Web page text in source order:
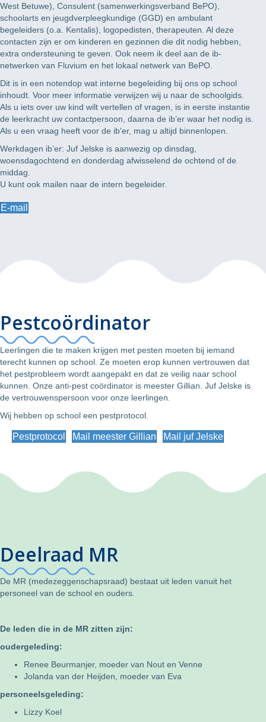
West Betuwe), Consulent (samenwerkingsverband BePO),
schoolarts en jeugdverpleegkundige (GGD) en ambulant
begeleiders (o.a. Kentalis), logopedisten, therapeuten. Al deze
contacten zijn er om kinderen en gezinnen die dit nodig hebben,
extra ondersteuning te geven. Ook neem ik deel aan de ib-
netwerken van Fluvium en het lokaal netwerk van BePO.
Dit is in een notendop wat interne begeleiding bij ons op school
inhoudt. Voor meer informatie verwijzen wij u naar de schoolgids.
Als u iets over uw kind wilt vertellen of vragen, is in eerste instantie
de leerkracht uw contactpersoon, daarna de ib’er waar het nodig is.
Als u een vraag heeft voor de ib'er, mag u altijd binnenlopen.
Werkdagen ib’er: Juf Jelske is aanwezig op dinsdag,
woensdagochtend en donderdag afwisselend de ochtend of de
middag.
U kunt ook mailen naar de intern begeleider.
E-mail
Pestcoördinator
Leerlingen die te maken krijgen met pesten moeten bij iemand
terecht kunnen op school. Ze moeten erop kunnen vertrouwen dat
het pestprobleem wordt aangepakt en dat ze veilig naar school
kunnen. Onze anti-pest coördinator is meester Gillian. Juf Jelske is
de vertrouwenspersoon voor onze leerlingen.
Wij hebben op school een pestprotocol.
Pestprotocol Mail meester Gillian Mail juf Jelske
Deelraad MR
De MR (medezeggenschapsraad) bestaat uit leden vanuit het
personeel van de school en ouders.
De leden die in de MR zitten zijn:
oudergeleding:
Renee Beurmanjer, moeder van Nout en Venne
Jolanda van der Heijden, moeder van Eva
personeelsgeleding:
Lizzy Koel